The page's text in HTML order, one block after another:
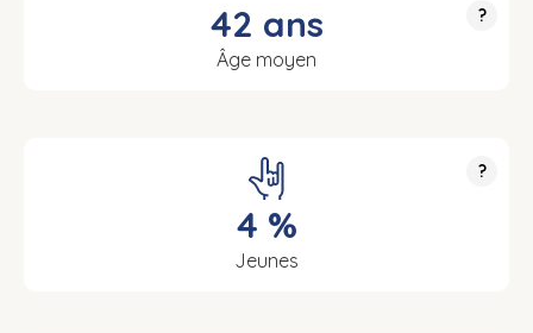
?
42 ans
Âge moyen
?
4 %
Jeunes